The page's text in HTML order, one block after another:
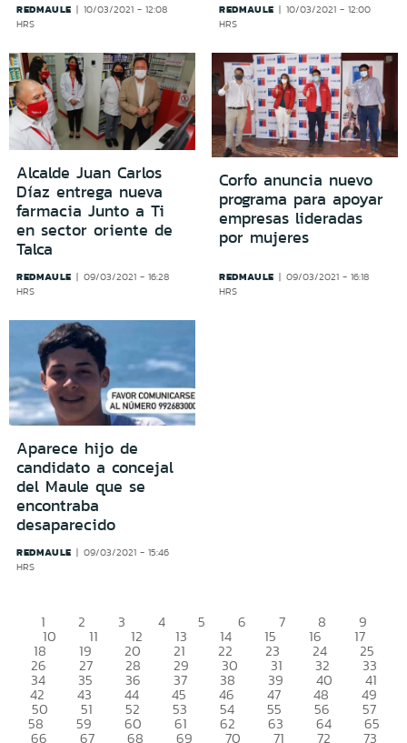
REDMAULE
10/03/2021 - 12:08
HRS
REDMAULE
10/03/2021 - 12:00
HRS
Alcalde Juan Carlos
Díaz entrega nueva
farmacia Junto a Ti
en sector oriente de
Talca
REDMAULE
09/03/2021 - 16:28
HRS
Corfo anuncia nuevo
programa para apoyar
empresas lideradas
por mujeres
REDMAULE
09/03/2021 - 16:18
HRS
Aparece hijo de
candidato a concejal
del Maule que se
encontraba
desaparecido
REDMAULE
09/03/2021 - 15:46
HRS
1 2 3 4 5 6 7 8 9
10 11 12 13 14 15 16 17
18 19 20 21 22 23 24 25
26 27 28 29 30 31 32 33
34 35 36 37 38 39 40 41
42 43 44 45 46 47 48 49
50 51 52 53 54 55 56 57
58 59 60 61 62 63 64 65
66 67 68 69 70 71 72 73